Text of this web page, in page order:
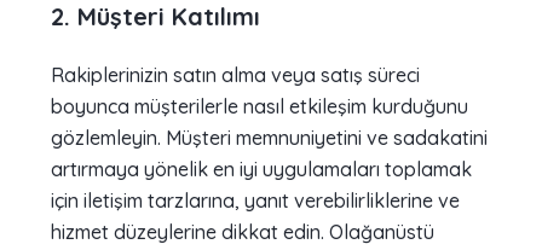
2. Müşteri Katılımı
Rakiplerinizin satın alma veya satış süreci
boyunca müşterilerle nasıl etkileşim kurduğunu
gözlemleyin. Müşteri memnuniyetini ve sadakatini
artırmaya yönelik en iyi uygulamaları toplamak
için iletişim tarzlarına, yanıt verebilirliklerine ve
hizmet düzeylerine dikkat edin. Olağanüstü